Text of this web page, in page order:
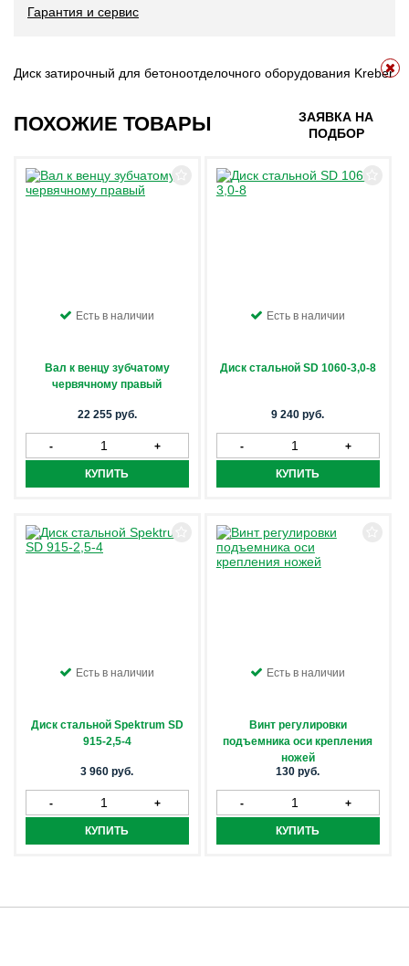
ЗАЯВКА НА
ПОДБОР
Гарантия и сервис
Диск затирочный для бетоноотделочного оборудования Kreber
ПОХОЖИЕ ТОВАРЫ
Есть в наличии
Вал к венцу зубчатому
червячному правый
22 255 руб.
Есть в наличии
Диск стальной SD 1060-3,0-8
9 240 руб.
Есть в наличии
Диск стальной Spektrum SD
915-2,5-4
3 960 руб.
Есть в наличии
Винт регулировки
подъемника оси крепления
ножей
130 руб.